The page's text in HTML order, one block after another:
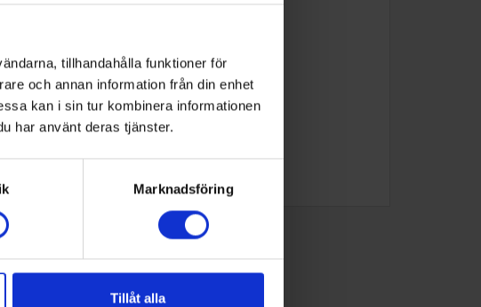
tillhandahålla funktioner för
och annan information från din enhet
kan i sin tur kombinera informationen
har använt deras tjänster.
Marknadsföring
Tillåt alla